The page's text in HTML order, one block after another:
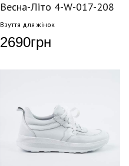
Весна-Літо 4-W-017-208
Взуття для жінок
2690грн